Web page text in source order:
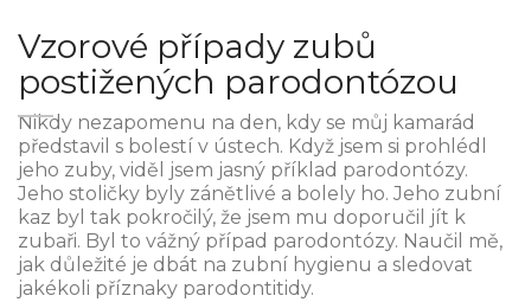
Vzorové případy zubů
postižených parodontózou
Nikdy nezapomenu na den, kdy se můj kamarád
představil s bolestí v ústech. Když jsem si prohlédl
jeho zuby, viděl jsem jasný příklad parodontózy.
Jeho stoličky byly zánětlivé a bolely ho. Jeho zubní
kaz byl tak pokročilý, že jsem mu doporučil jít k
zubaři. Byl to vážný případ parodontózy. Naučil mě,
jak důležité je dbát na zubní hygienu a sledovat
jakékoli příznaky parodontitidy.